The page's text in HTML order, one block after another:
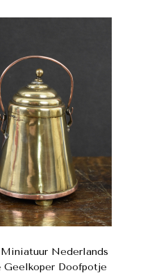
Nederlands
Geelkoper Doofpotje